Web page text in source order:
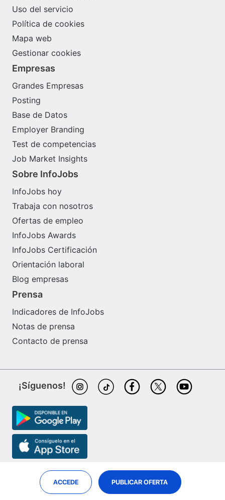
ACCEDE PUBLICAR OFERTA
Uso del servicio
Política de cookies
Mapa web
Gestionar cookies
Empresas
Grandes Empresas
Posting
Base de Datos
Employer Branding
Test de competencias
Job Market Insights
Sobre InfoJobs
InfoJobs hoy
Trabaja con nosotros
Ofertas de empleo
InfoJobs Awards
InfoJobs Certificación
Orientación laboral
Blog empresas
Prensa
Indicadores de InfoJobs
Notas de prensa
Contacto de prensa
¡Síguenos!
InfoJobs es partner de
ePreselec
Job Market Insights
© Adevinta Jobs S.L.U.